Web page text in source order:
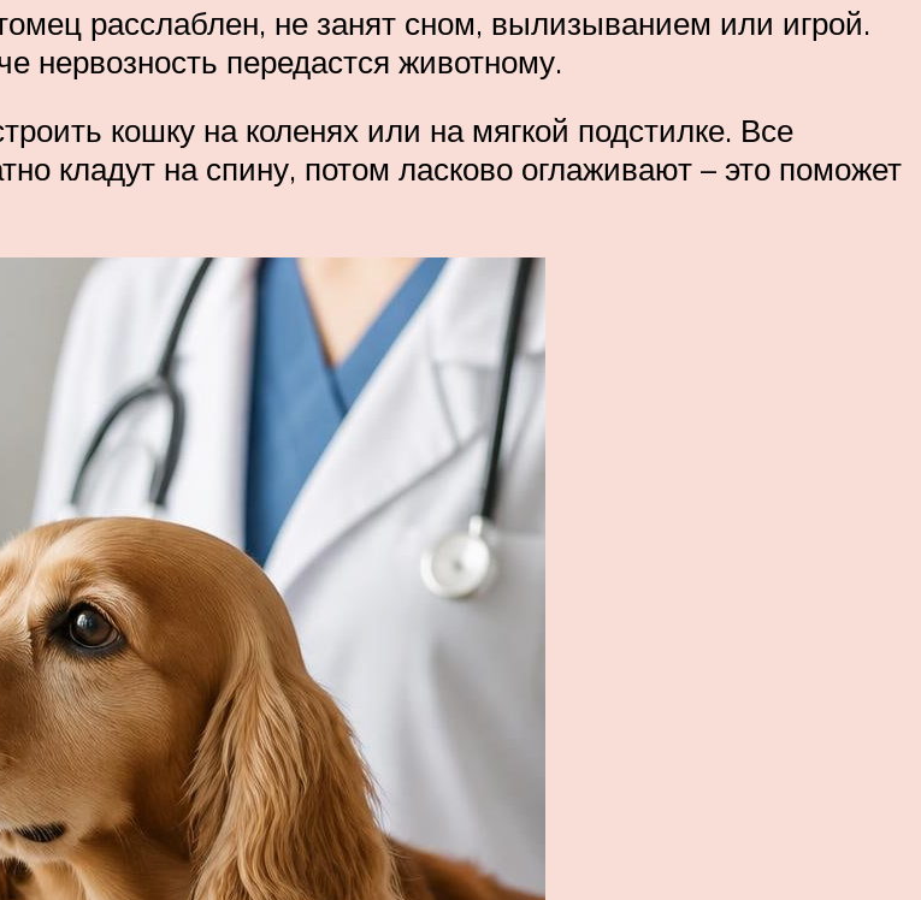
расслаблен, не занят сном, вылизыванием или игрой.
нервозность передастся животному.
кошку на коленях или на мягкой подстилке. Все
кладут на спину, потом ласково оглаживают – это поможет